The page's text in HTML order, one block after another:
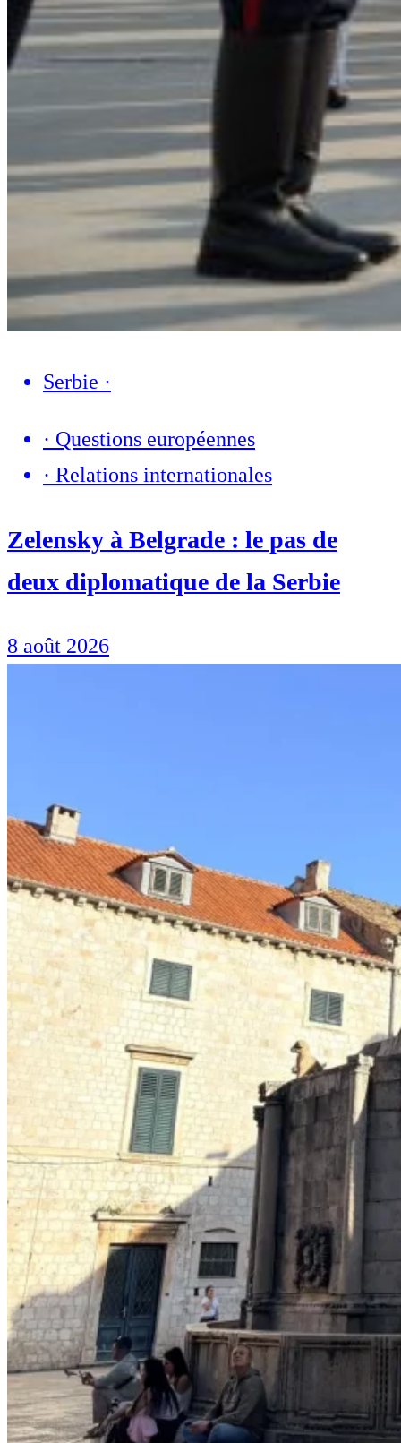
Serbie ·
· Questions européennes
· Relations internationales
Zelensky à Belgrade : le pas de
deux diplomatique de la Serbie
8 août 2026